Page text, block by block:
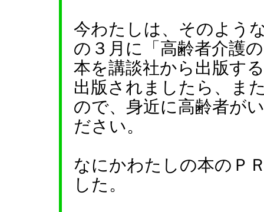
今わたしは、そのよう
の３月に「高齢者介護
本を講談社から出版す
出版されましたら、ま
ので、身近に高齢者が
ださい。
なにかわたしの本のＰ
した。